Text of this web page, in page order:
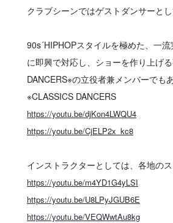
クラブシーンではゲストダンサーと
90s´HIPHOPスタイルを極めた、一
に即興で対応し、ショーを作り上げ
DANCERS※の立役者兼メンバーでもあ
※CLASSICS DANCERS
https://youtu.be/djKon4LWQU4
https://youtu.be/CjELP2x_kc8
インストラクターとしては、各地の
https://youtu.be/m4YD1G4yLSI
https://youtu.be/U8LPyJGUB6E
https://youtu.be/VEQWwtAu8kg